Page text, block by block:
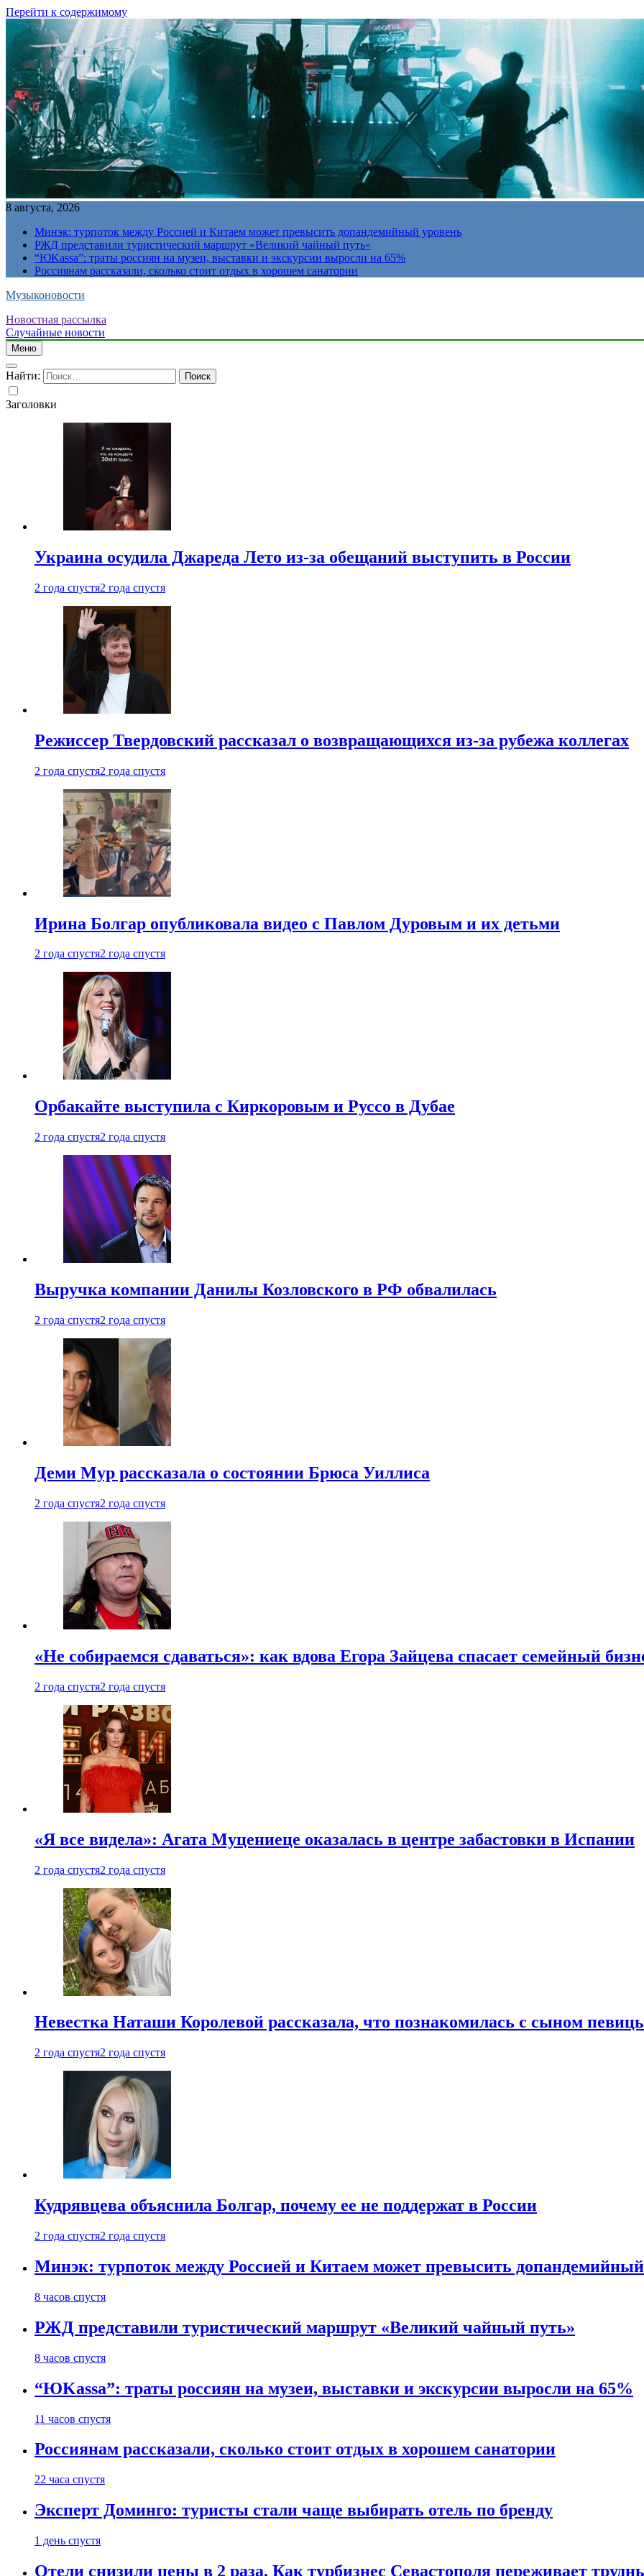
Перейти к содержимому
8 августа, 2026
Минэк: турпоток между Россией и Китаем может превысить допандемийный уровень
РЖД представили туристический маршрут «Великий чайный путь»
“ЮKassa”: траты россиян на музеи, выставки и экскурсии выросли на 65%
Россиянам рассказали, сколько стоит отдых в хорошем санатории
Музыконовости
Новостная рассылка
Случайные новости
Меню
Найти:
Заголовки
Украина осудила Джареда Лето из-за обещаний выступить в России
2 года спустя2 года спустя
Режиссер Твердовский рассказал о возвращающихся из-за рубежа коллегах
2 года спустя2 года спустя
Ирина Болгар опубликовала видео с Павлом Дуровым и их детьми
2 года спустя2 года спустя
Орбакайте выступила с Киркоровым и Руссо в Дубае
2 года спустя2 года спустя
Выручка компании Данилы Козловского в РФ обвалилась
2 года спустя2 года спустя
Деми Мур рассказала о состоянии Брюса Уиллиса
2 года спустя2 года спустя
«Не собираемся сдаваться»: как вдова Егора Зайцева спасает семейный
2 года спустя2 года спустя
«Я все видела»: Агата Муцениеце оказалась в центре забастовки в Испании
2 года спустя2 года спустя
Невестка Наташи Королевой рассказала, что познакомилась с сыном
2 года спустя2 года спустя
Кудрявцева объяснила Болгар, почему ее не поддержат в России
2 года спустя2 года спустя
Минэк: турпоток между Россией и Китаем может превысить
8 часов спустя
РЖД представили туристический маршрут «Великий чайный путь»
8 часов спустя
“ЮKassa”: траты россиян на музеи, выставки и экскурсии выросли на 65%
11 часов спустя
Россиянам рассказали, сколько стоит отдых в хорошем санатории
22 часа спустя
Эксперт Доминго: туристы стали чаще выбирать отель по бренду
1 день спустя
Отели снизили цены в 2 раза. Как турбизнес Севастополя переживает